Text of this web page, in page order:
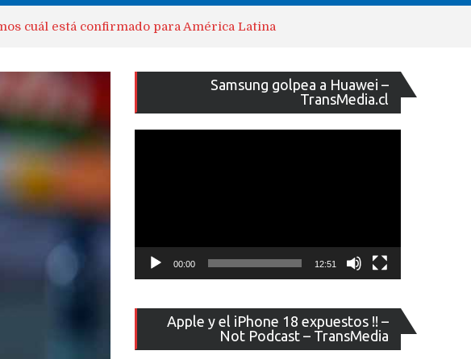
cuál está confirmado para América Latina
Samsung golpea a Huawei –
TransMedia.cl
de
vídeo
00:00 12:51
Apple y el iPhone 18 expuestos !! –
Not Podcast – TransMedia
de
vídeo